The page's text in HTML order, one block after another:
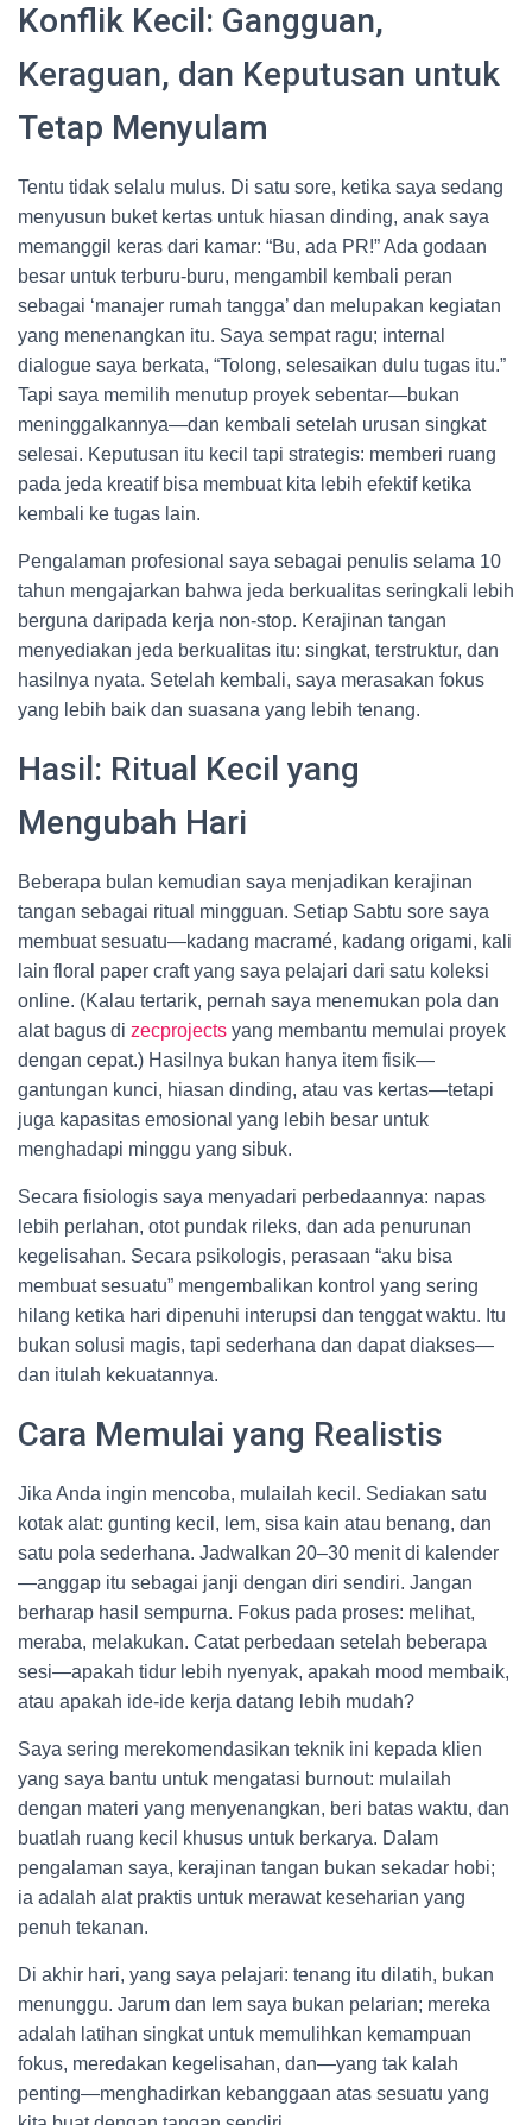
Konflik Kecil: Gangguan,
Keraguan, dan Keputusan untuk
Tetap Menyulam
Tentu tidak selalu mulus. Di satu sore, ketika saya sedang
menyusun buket kertas untuk hiasan dinding, anak saya
memanggil keras dari kamar: “Bu, ada PR!” Ada godaan
besar untuk terburu-buru, mengambil kembali peran
sebagai ‘manajer rumah tangga’ dan melupakan kegiatan
yang menenangkan itu. Saya sempat ragu; internal
dialogue saya berkata, “Tolong, selesaikan dulu tugas itu.”
Tapi saya memilih menutup proyek sebentar—bukan
meninggalkannya—dan kembali setelah urusan singkat
selesai. Keputusan itu kecil tapi strategis: memberi ruang
pada jeda kreatif bisa membuat kita lebih efektif ketika
kembali ke tugas lain.
Pengalaman profesional saya sebagai penulis selama 10
tahun mengajarkan bahwa jeda berkualitas seringkali lebih
berguna daripada kerja non-stop. Kerajinan tangan
menyediakan jeda berkualitas itu: singkat, terstruktur, dan
hasilnya nyata. Setelah kembali, saya merasakan fokus
yang lebih baik dan suasana yang lebih tenang.
Hasil: Ritual Kecil yang
Mengubah Hari
Beberapa bulan kemudian saya menjadikan kerajinan
tangan sebagai ritual mingguan. Setiap Sabtu sore saya
membuat sesuatu—kadang macramé, kadang origami, kali
lain floral paper craft yang saya pelajari dari satu koleksi
online. (Kalau tertarik, pernah saya menemukan pola dan
alat bagus di zecprojects yang membantu memulai proyek
dengan cepat.) Hasilnya bukan hanya item fisik—
gantungan kunci, hiasan dinding, atau vas kertas—tetapi
juga kapasitas emosional yang lebih besar untuk
menghadapi minggu yang sibuk.
Secara fisiologis saya menyadari perbedaannya: napas
lebih perlahan, otot pundak rileks, dan ada penurunan
kegelisahan. Secara psikologis, perasaan “aku bisa
membuat sesuatu” mengembalikan kontrol yang sering
hilang ketika hari dipenuhi interupsi dan tenggat waktu. Itu
bukan solusi magis, tapi sederhana dan dapat diakses—
dan itulah kekuatannya.
Cara Memulai yang Realistis
Jika Anda ingin mencoba, mulailah kecil. Sediakan satu
kotak alat: gunting kecil, lem, sisa kain atau benang, dan
satu pola sederhana. Jadwalkan 20–30 menit di kalender
—anggap itu sebagai janji dengan diri sendiri. Jangan
berharap hasil sempurna. Fokus pada proses: melihat,
meraba, melakukan. Catat perbedaan setelah beberapa
sesi—apakah tidur lebih nyenyak, apakah mood membaik,
atau apakah ide-ide kerja datang lebih mudah?
Saya sering merekomendasikan teknik ini kepada klien
yang saya bantu untuk mengatasi burnout: mulailah
dengan materi yang menyenangkan, beri batas waktu, dan
buatlah ruang kecil khusus untuk berkarya. Dalam
pengalaman saya, kerajinan tangan bukan sekadar hobi;
ia adalah alat praktis untuk merawat keseharian yang
penuh tekanan.
Di akhir hari, yang saya pelajari: tenang itu dilatih, bukan
menunggu. Jarum dan lem saya bukan pelarian; mereka
adalah latihan singkat untuk memulihkan kemampuan
fokus, meredakan kegelisahan, dan—yang tak kalah
penting—menghadirkan kebanggaan atas sesuatu yang